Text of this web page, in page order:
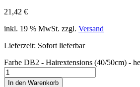
21,42 €
inkl. 19 % MwSt. zzgl. Versand
Lieferzeit: Sofort lieferbar
Farbe DB2 - Hairextensions (40/50cm) -
In den Warenkorb